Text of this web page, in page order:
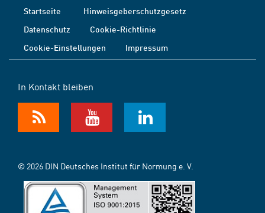
Startseite
Hinweisgeberschutzgesetz
Datenschutz
Cookie-Richtlinie
Cookie-Einstellungen
Impressum
In Kontakt bleiben
© 2026 DIN Deutsches Institut für Normung e. V.